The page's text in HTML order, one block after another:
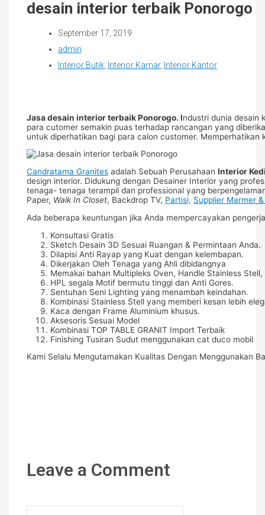
desain interior terbaik Ponorogo
September 17, 2019
admin
Interior Butik, Interior Kamar, Interior Kantor
Jasa desain interior terbaik Ponorogo. Industri dunia desain
para cutomer semakin puas terhadap rancangan yang
untuk diperhatikan bagi para calon customer.
Candratama Granitesadalah Sebuah Perusahaan Interior
design interior. Didukung dengan Desainer Interior yang
tenaga- tenaga terampil dan professional yang
Paper, Walk In Closet, Backdrop TV, Partisi, Supplier Marmer
Ada beberapa keuntungan jika Anda mempercayakan
Konsultasi Gratis
Sketch Desain 3D Sesuai Ruangan & Permintaan Anda.
Dilapisi Anti Rayap yang Kuat dengan kelembapan.
Dikerjakan Oleh Tenaga yang Ahli dibidangnya
Memakai bahan Multipleks Oven, Handle Stainless
HPL segala Motif bermutu tinggi dan Anti Gores.
Sentuhan Seni Lighting yang menambah keindahan.
Kombinasi Stainless Stell yang memberi kesan lebih
Kaca dengan Frame Aluminium khusus.
Aksesoris Sesuai Model
Kombinasi TOP TABLE GRANIT Import Terbaik
Finishing Tusiran Sudut menggunakan cat duco mobil
Kami Selalu Mengutamakan Kualitas Dengan Menggunakan
Leave a Comment
Name